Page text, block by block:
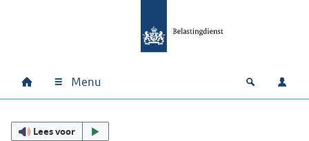
Hoofdnavigatie
Home Menu Open
Lees voor